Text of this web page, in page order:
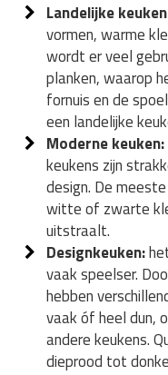
Landelijke
vormen, warme
wordt er veel
planken, waarop
fornuis en de
een landelijke
Moderne keuken:
keukens zijn
design. De
witte of zwarte
uitstraalt.
Designkeuken:
vaak speelser.
hebben
vaak óf heel dun,
andere keukens.
dieprood tot